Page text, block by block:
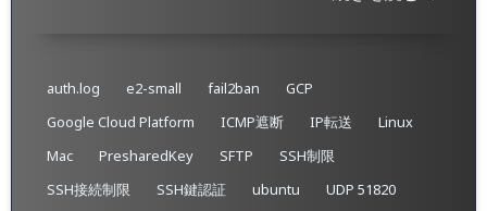
auth.log e2-small fail2ban
GCP
Google Cloud Platform
ICMP遮断 IP転送
Linux
Mac
PresharedKey SFTP
SSH制限
SSH接続制限
SSH鍵認証 ubuntu
UDP 51820